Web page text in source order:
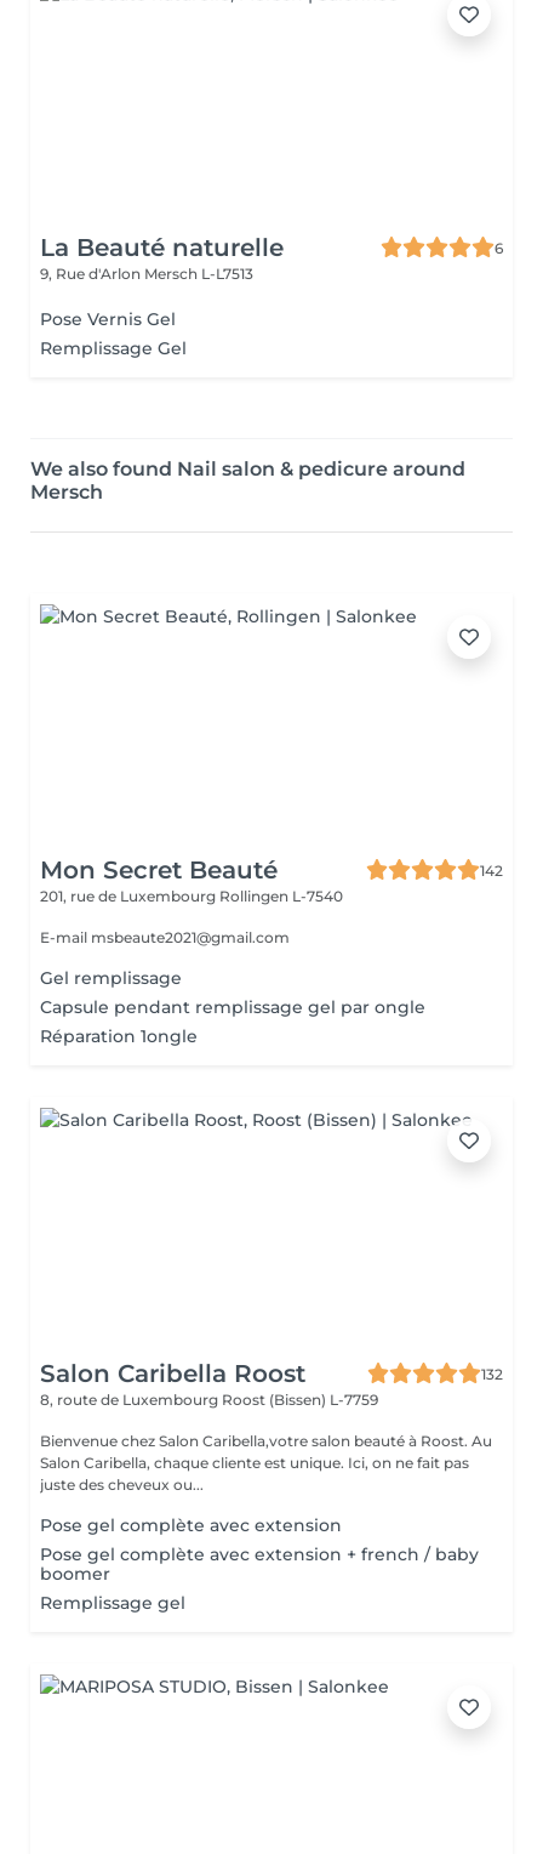
La Beauté naturelle
6
9, Rue d'Arlon Mersch L-L7513
Pose Vernis Gel
Remplissage Gel
We also found Nail salon & pedicure around
Mersch
Mon Secret Beauté
142
201, rue de Luxembourg Rollingen L-7540
E-mail msbeaute2021@gmail.com
Gel remplissage
Capsule pendant remplissage gel par ongle
Réparation 1ongle
Salon Caribella Roost
132
8, route de Luxembourg Roost (Bissen) L-7759
Bienvenue chez Salon Caribella,votre salon beauté à Roost. Au
Salon Caribella, chaque cliente est unique. Ici, on ne fait pas
juste des cheveux ou...
Pose gel complète avec extension
Pose gel complète avec extension + french / baby
boomer
Remplissage gel